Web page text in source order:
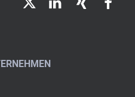
TwitterLinkedIn
Xing